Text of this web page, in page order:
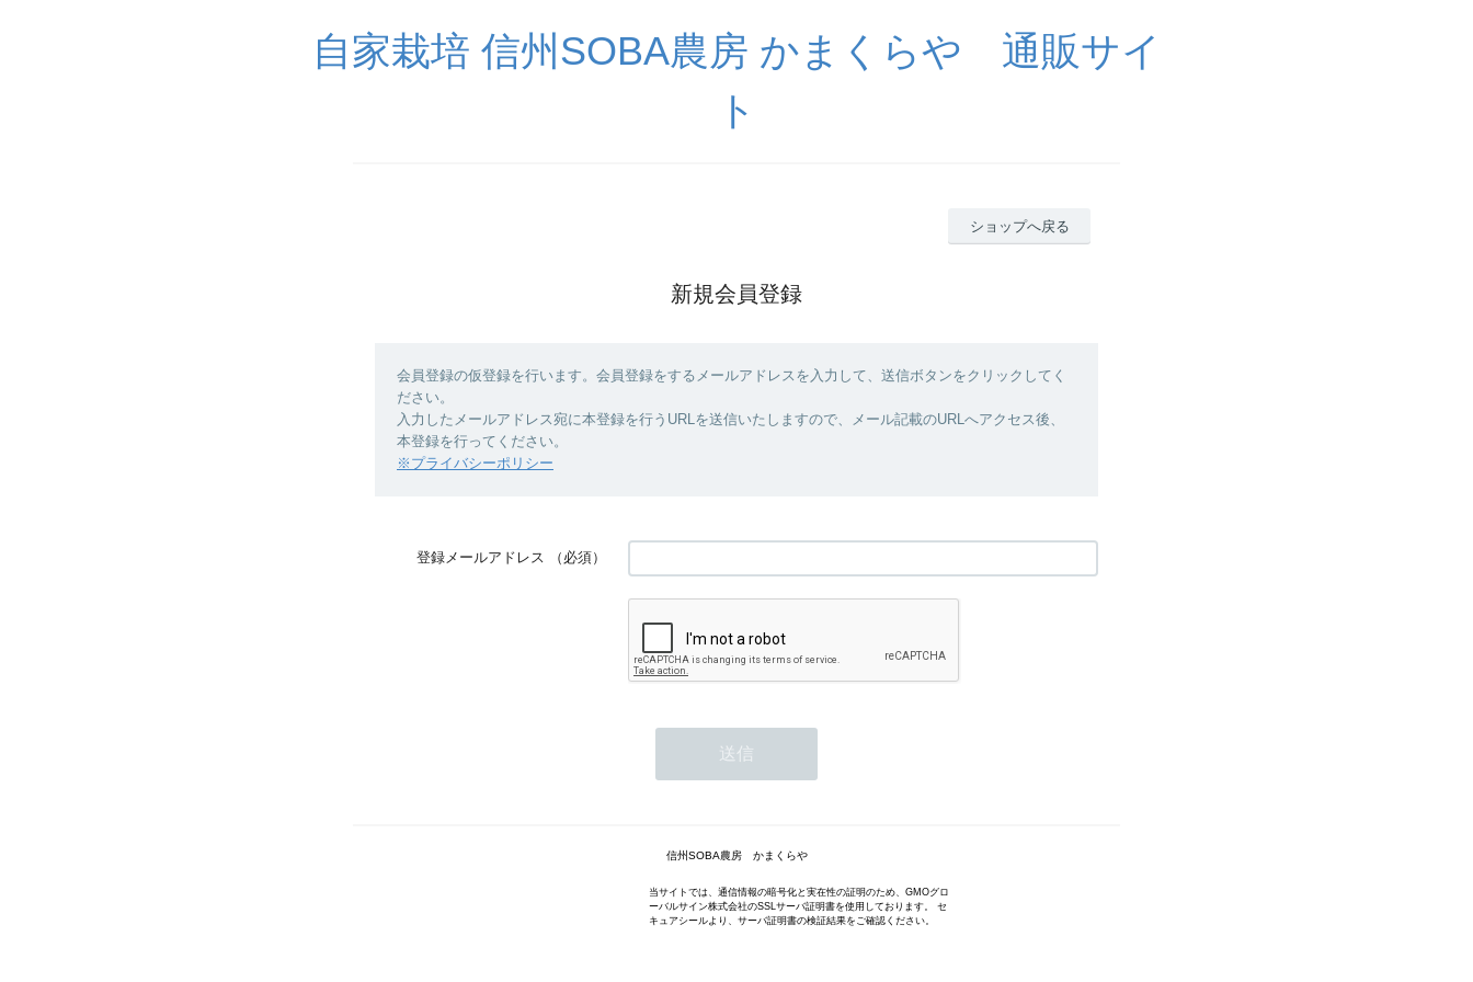
自家栽培 信州SOBA農房 かまくらや 通販サイ
ト
ショップへ戻る
新規会員登録
会員登録の仮登録を行います。会員登録をするメールアドレスを入力して、送信ボタンをクリックしてく
ださい。
入力したメールアドレス宛に本登録を行うURLを送信いたしますので、メール記載のURLへアクセス後、
本登録を行ってください。
※プライバシーポリシー
登録メールアドレス （必須）
信州SOBA農房 かまくらや
当サイトでは、通信情報の暗号化と実在性の証明のため、GMOグロ
ーバルサイン株式会社のSSLサーバ証明書を使用しております。 セ
キュアシールより、サーバ証明書の検証結果をご確認ください。